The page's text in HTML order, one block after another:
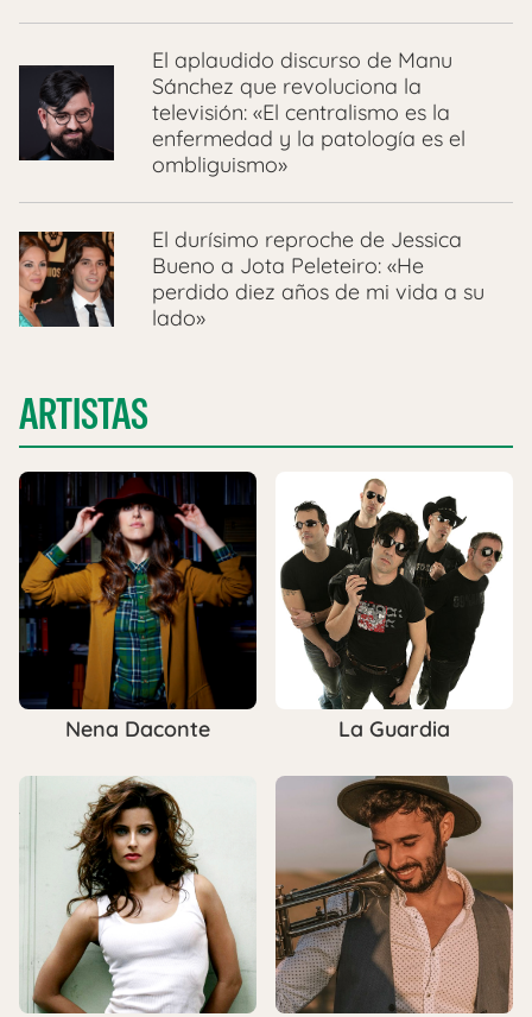
El aplaudido discurso de Manu
Sánchez que revoluciona la
televisión: «El centralismo es la
enfermedad y la patología es el
ombliguismo»
El durísimo reproche de Jessica
Bueno a Jota Peleteiro: «He
perdido diez años de mi vida a su
lado»
ARTISTAS
Nena Daconte La Guardia